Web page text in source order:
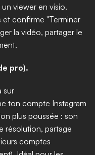
viewer en visio.
et confirme "Terminer
la vidéo, partager le
pro).
sur
ton compte Instagram
plus poussée : son
résolution, partage
comptes